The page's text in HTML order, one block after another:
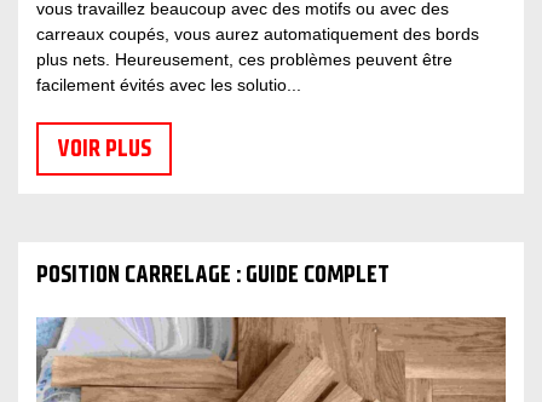
vous travaillez beaucoup avec des motifs ou avec des
carreaux coupés, vous aurez automatiquement des bords
plus nets. Heureusement, ces problèmes peuvent être
facilement évités avec les solutio...
VOIR PLUS
POSITION CARRELAGE : GUIDE COMPLET